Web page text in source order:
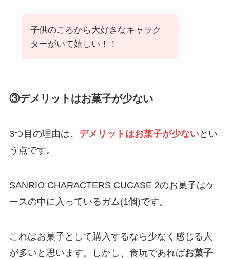
子供のころから大好きなキャラク
ターがいて嬉しい！！
③デメリットはお菓子が少ない
3つ目の理由は、 デメリットはお菓子が少ないとい
う点です。
SANRIO CHARACTERS CUCASE 2のお菓子はケ
ースの中に入っているガム(1個)です。
これはお菓子として購入するなら少なく感じる人
が多いと思います。しかし、食玩であればお菓子